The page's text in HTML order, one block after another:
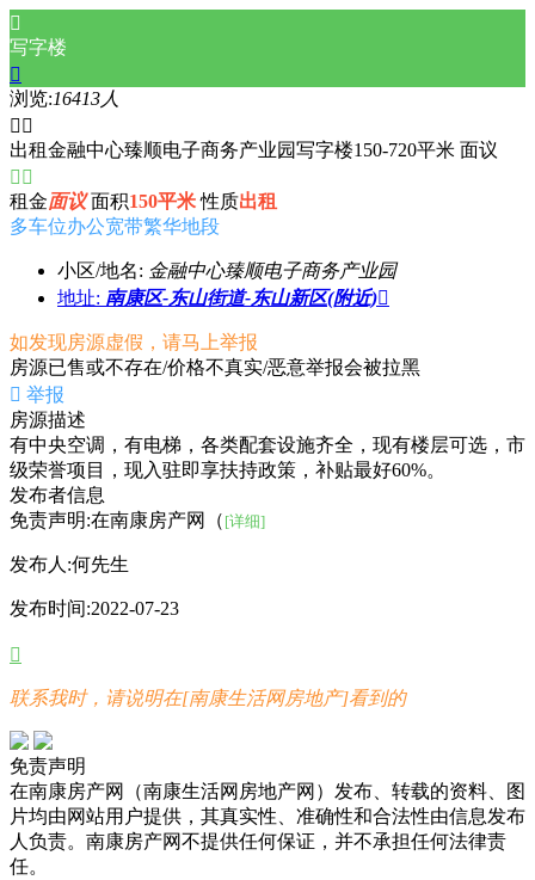

写字楼

浏览:16413人
 
出租金融中心臻顺电子商务产业园写字楼150-720平米 面议
 
租金面议 面积150平米 性质出租
多车位办公宽带繁华地段
小区/地名: 金融中心臻顺电子商务产业园
地址: 南康区-东山街道-东山新区(附近)
如发现房源虚假，请马上举报
房源已售或不存在/价格不真实/恶意举报会被拉黑
 举报
房源描述
有中央空调，有电梯，各类配套设施齐全，现有楼层可选，市
级荣誉项目，现入驻即享扶持政策，补贴最好60%。
发布者信息
免责声明:在南康房产网（ [详细]
发布人:何先生
发布时间:2022-07-23

联系我时，请说明在[南康生活网房地产]看到的
免责声明
在南康房产网（南康生活网房地产网）发布、转载的资料、图
片均由网站用户提供，其真实性、准确性和合法性由信息发布
人负责。南康房产网不提供任何保证，并不承担任何法律责
任。